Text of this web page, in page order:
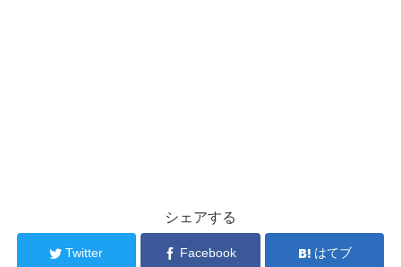
シェアする
Twitter Facebook はてブ